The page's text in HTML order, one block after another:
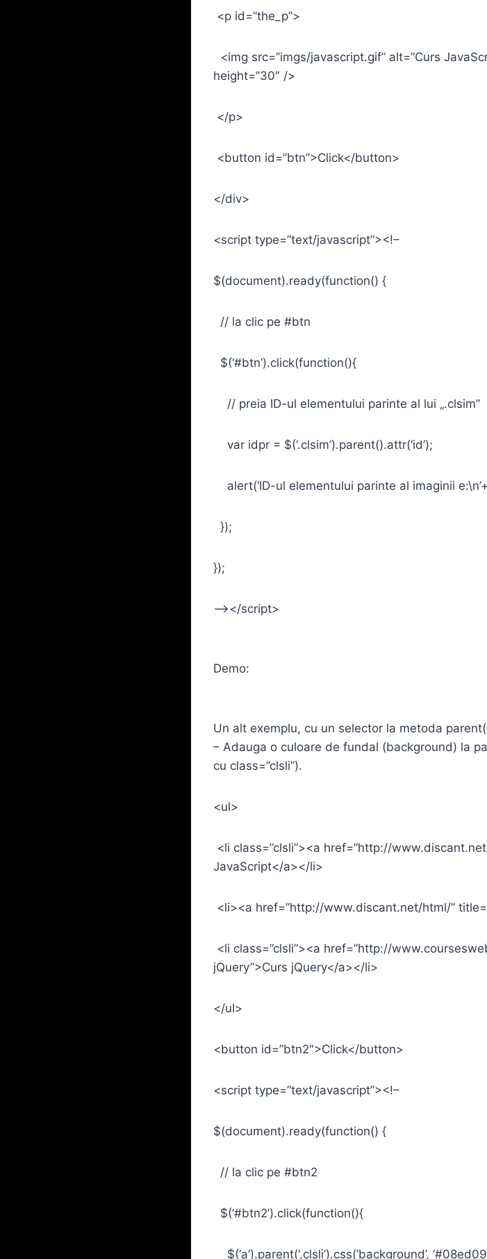
<p id=”the_p”>
<img src=”imgs/javascript.gif” alt=”Curs
height=”30″ />
</p>
<button id=”btn”>Click</button>
</div>
<script type=”text/javascript”><!–
$(document).ready(function() {
// la clic pe #btn
$(‘#btn’).click(function(){
// preia ID-ul elementului parinte al lui „.clsim”
var idpr = $(‘.clsim’).parent().attr(‘id’);
alert(‘ID-ul elementului parinte al imaginii
});
});
–></script>
Demo:
Un alt exemplu, cu un selector la metoda
– Adauga o culoare de fundal (background) la
cu class=”clsli”).
<ul>
<li class=”clsli”><a href=”http://
JavaScript</a></li>
<li><a href=”http://www.discant.net/html/”
<li class=”clsli”><a href=”http://
jQuery”>Curs jQuery</a></li>
</ul>
<button id=”btn2″>Click</button>
<script type=”text/javascript”><!–
$(document).ready(function() {
// la clic pe #btn2
$(‘#btn2’).click(function(){
$(‘a’).parent(‘.clsli’).css(‘background’,